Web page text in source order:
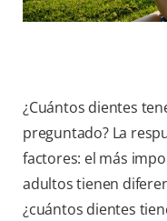
¿Cuántos dientes
preguntado? La
factores: el más
adultos tienen
¿cuántos dientes